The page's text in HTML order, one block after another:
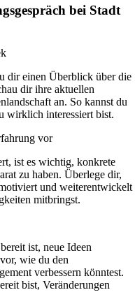
bei Stadt
dir einen Überblick über die
dir ihre aktuellen
an. So kannst du
wirklich interessiert bist.
vor
ist es wichtig, konkrete
zu haben. Überlege dir,
und weiterentwickelt
mitbringst.
ist, neue Ideen
wie du den
verbessern könntest.
bist, Veränderungen